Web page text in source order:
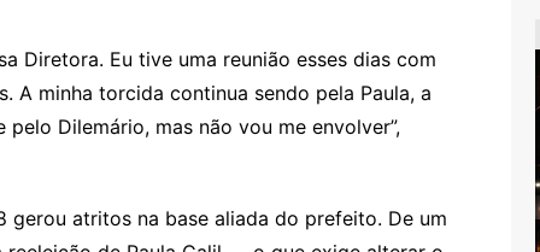
Diretora. Eu tive uma reunião esses dias com
A minha torcida continua sendo pela Paula, a
Dilemário, mas não vou me envolver”,
atritos na base aliada do prefeito. De um